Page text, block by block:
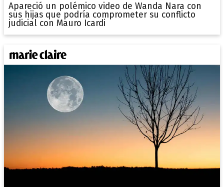
Apareció un polémico video de Wanda Nara con
sus hijas que podría comprometer su conflicto
judicial con Mauro Icardi